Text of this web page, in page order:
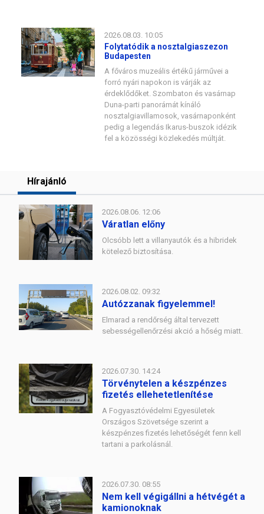
2026.08.03. 10:05
Folytatódik a nosztalgiaszezon
Budapesten
A főváros muzeális értékű járművei a
forró nyári napokon is várják az
érdeklődőket. Szombaton és vasárnap
Duna-parti panorámát kínáló
nosztalgiavillamosok, vasárnaponként
pedig a legendás Ikarus-buszok idézik
fel a közösségi közlekedés múltját.
Hírajánló
2026.08.06. 12:06
Váratlan előny
Olcsóbb lett a villanyautók és a hibridek
kötelező biztosítása.
2026.08.02. 09:32
Autózzanak figyelemmel!
Elmarad a rendőrség által tervezett
sebességellenőrzési akció a hőség miatt.
2026.07.30. 14:24
Törvénytelen a készpénzes
fizetés ellehetetlenítése
A Fogyasztóvédelmi Egyesületek
Országos Szövetsége szerint a
készpénzes fizetés lehetőségét fenn kell
tartani a parkolásnál.
2026.07.30. 08:55
Nem kell végigállni a hétvégét a
kamionoknak